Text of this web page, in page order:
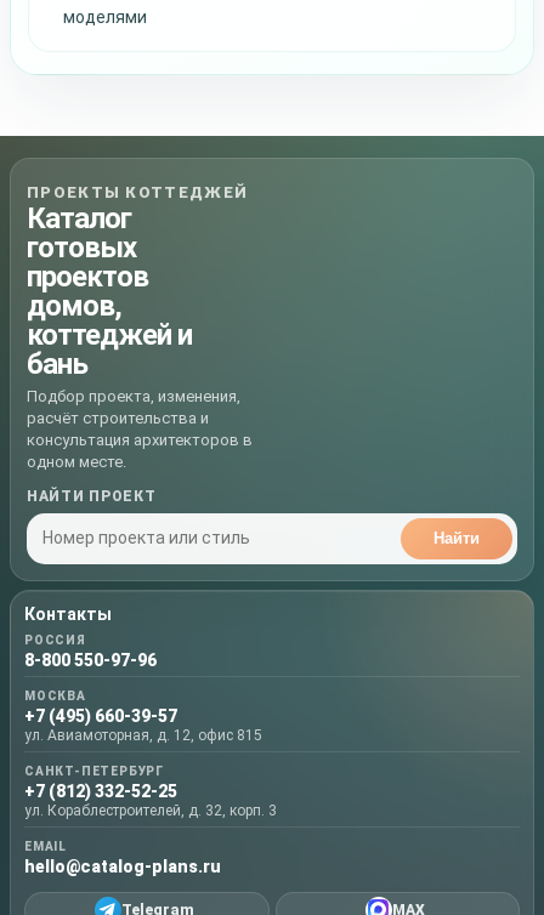
моделями
ПРОЕКТЫ КОТТЕДЖЕЙ
Каталог
готовых
проектов
домов,
коттеджей и
бань
Подбор проекта, изменения,
расчёт строительства и
консультация архитекторов в
одном месте.
НАЙТИ ПРОЕКТ
Найти
Контакты
РОССИЯ
8-800 550-97-96
МОСКВА
+7 (495) 660-39-57
ул. Авиамоторная, д. 12, офис 815
САНКТ-ПЕТЕРБУРГ
+7 (812) 332-52-25
ул. Кораблестроителей, д. 32, корп. 3
EMAIL
hello@catalog-plans.ru
Telegram MAX